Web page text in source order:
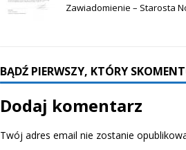
Zawiadomienie – Starosta
BĄDŹ PIERWSZY, KTÓRY
Dodaj komentarz
Twój adres email nie zostanie